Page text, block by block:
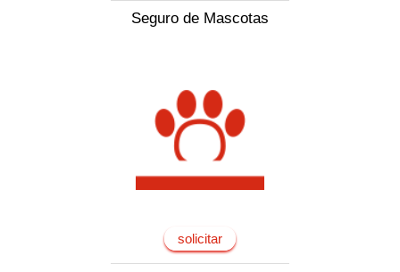
Seguro de Mascotas
solicitar